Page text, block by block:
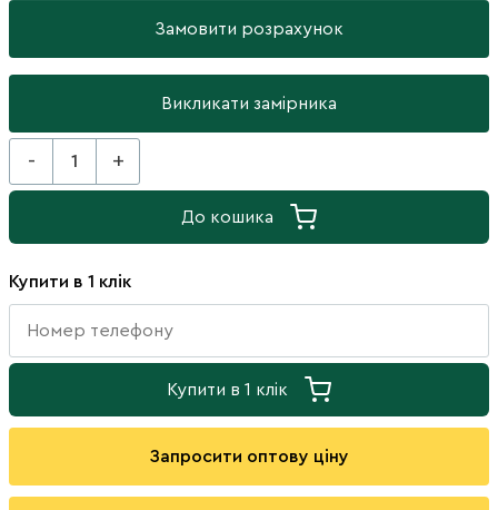
Замовити розрахунок
Викликати замірника
- +
До кошика
Купити в 1 клік
Купити в 1 клік
Запросити оптову ціну